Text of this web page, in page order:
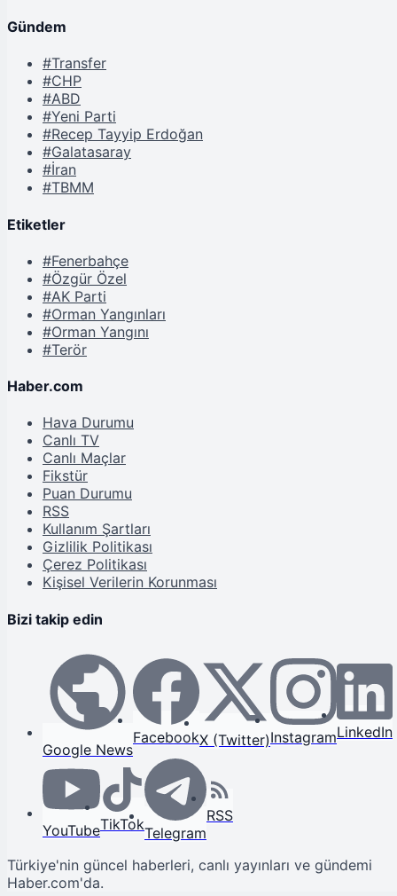
Gündem
#Transfer
#CHP
#ABD
#Yeni Parti
#Recep Tayyip Erdoğan
#Galatasaray
#İran
#TBMM
Etiketler
#Fenerbahçe
#Özgür Özel
#AK Parti
#Orman Yangınları
#Orman Yangını
#Terör
Haber.com
Hava Durumu
Canlı TV
Canlı Maçlar
Fikstür
Puan Durumu
RSS
Kullanım Şartları
Gizlilik Politikası
Çerez Politikası
Kişisel Verilerin Korunması
Bizi takip edin
Google News
FacebookX (Twitter)InstagramLinkedIn
YouTubeTikTokTelegram
RSS
Türkiye'nin güncel haberleri, canlı yayınları ve gündemi
Haber.com'da.